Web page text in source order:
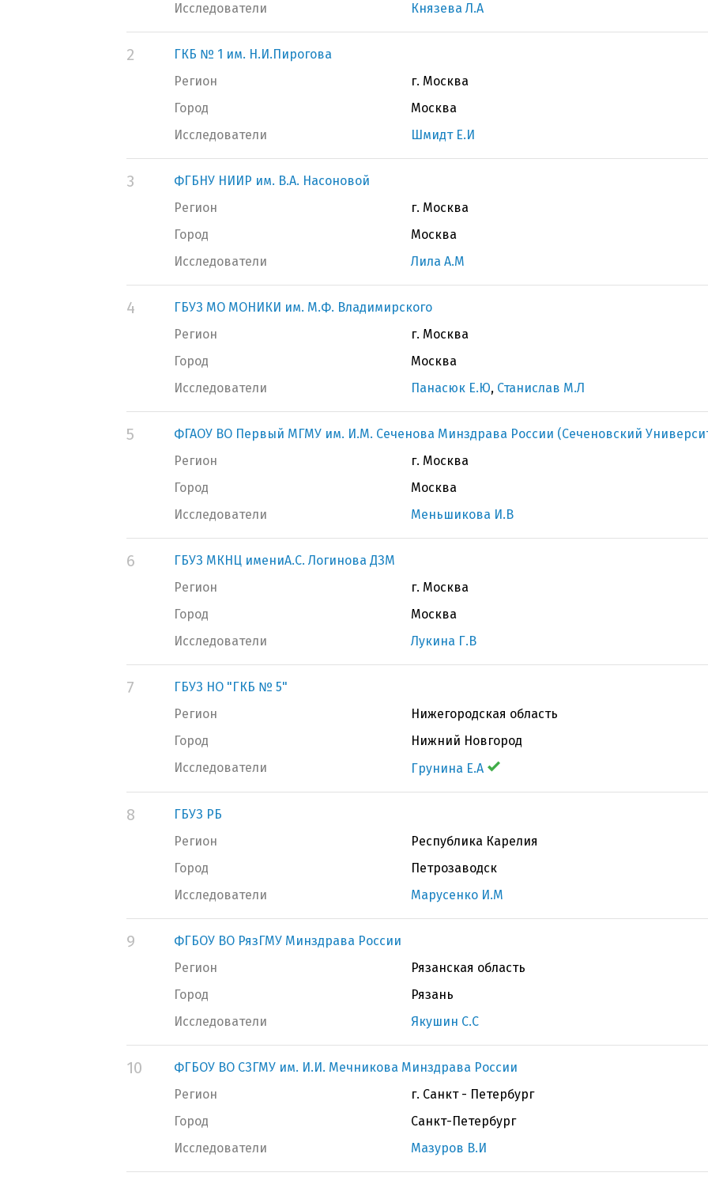
Исследователи
Князева Л.А
2
ГКБ № 1 им. Н.И.Пирогова
Регион
г. Москва
Город
Москва
Исследователи
Шмидт Е.И
3
ФГБНУ НИИР им. В.А. Насоновой
Регион
г. Москва
Город
Москва
Исследователи
Лила А.М
4
ГБУЗ МО МОНИКИ им. М.Ф. Владимирского
Регион
г. Москва
Город
Москва
Исследователи
Панасюк Е.Ю, Станислав М.Л
5
ФГАОУ ВО Первый МГМУ им. И.М. Сеченова Минздрава России (Сеченовский
Регион
г. Москва
Город
Москва
Исследователи
Меньшикова И.В
6
ГБУЗ МКНЦ имениА.С. Логинова ДЗМ
Регион
г. Москва
Город
Москва
Исследователи
Лукина Г.В
7
ГБУЗ НО "ГКБ № 5"
Регион
Нижегородская область
Город
Нижний Новгород
Исследователи
Грунина Е.А
8
ГБУЗ РБ
Регион
Республика Карелия
Город
Петрозаводск
Исследователи
Марусенко И.М
9
ФГБОУ ВО РязГМУ Минздрава России
Регион
Рязанская область
Город
Рязань
Исследователи
Якушин С.С
10
ФГБОУ ВО СЗГМУ им. И.И. Мечникова Минздрава России
Регион
г. Санкт - Петербург
Город
Санкт-Петербург
Исследователи
Мазуров В.И